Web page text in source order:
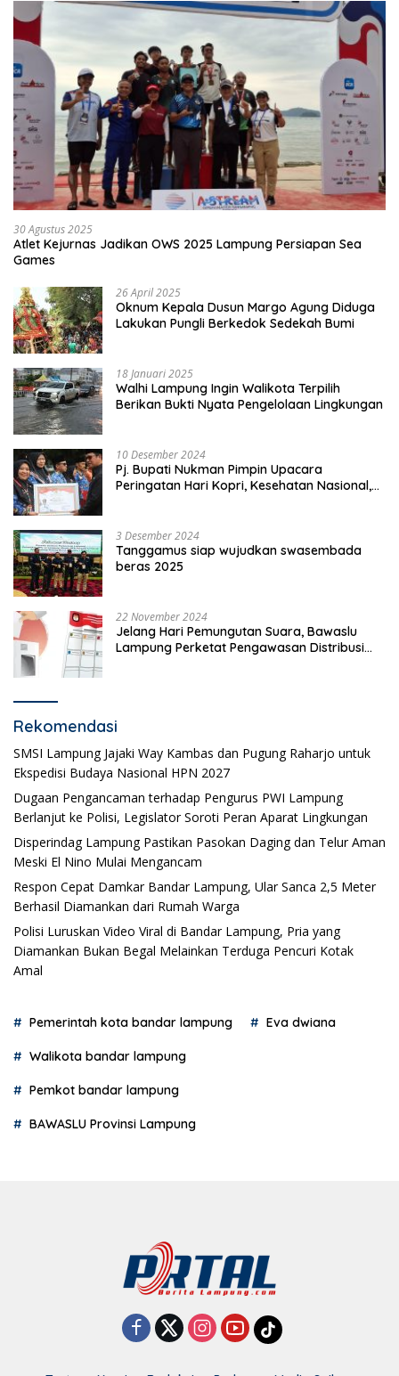
30 Agustus 2025
Atlet Kejurnas Jadikan OWS 2025 Lampung Persiapan Sea
Games
26 April 2025
Oknum Kepala Dusun Margo Agung Diduga
Lakukan Pungli Berkedok Sedekah Bumi
18 Januari 2025
Walhi Lampung Ingin Walikota Terpilih
Berikan Bukti Nyata Pengelolaan Lingkungan
10 Desember 2024
Pj. Bupati Nukman Pimpin Upacara
Peringatan Hari Kopri, Kesehatan Nasional,
3 Desember 2024
Tanggamus siap wujudkan swasembada
beras 2025
22 November 2024
Jelang Hari Pemungutan Suara, Bawaslu
Lampung Perketat Pengawasan Distribusi
Rekomendasi
SMSI Lampung Jajaki Way Kambas dan Pugung Raharjo untuk
Ekspedisi Budaya Nasional HPN 2027
Dugaan Pengancaman terhadap Pengurus PWI Lampung
Berlanjut ke Polisi, Legislator Soroti Peran Aparat Lingkungan
Disperindag Lampung Pastikan Pasokan Daging dan Telur Aman
Meski El Nino Mulai Mengancam
Respon Cepat Damkar Bandar Lampung, Ular Sanca 2,5 Meter
Berhasil Diamankan dari Rumah Warga
Polisi Luruskan Video Viral di Bandar Lampung, Pria yang
Diamankan Bukan Begal Melainkan Terduga Pencuri Kotak
Amal
Pemerintah kota bandar lampung Eva dwiana
Walikota bandar lampung
Pemkot bandar lampung
BAWASLU Provinsi Lampung